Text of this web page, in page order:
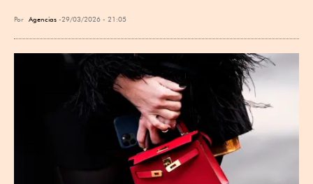
Por Agencias 29/03/2026 - 21:05